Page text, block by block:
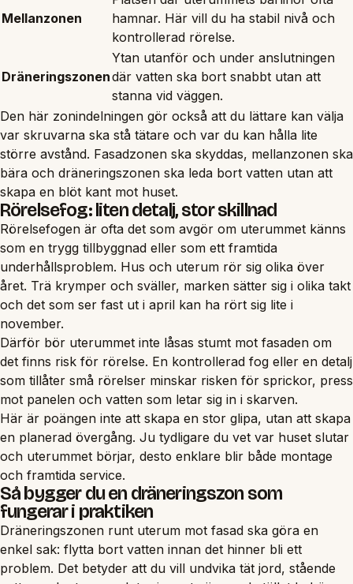
Mellanzonen
hamnar. Här vill du ha stabil nivå och
kontrollerad rörelse.
Dräneringszonen
Ytan utanför och under anslutningen
där vatten ska bort snabbt utan att
stanna vid väggen.
Den här zonindelningen gör också att du lättare kan välja
var skruvarna ska stå tätare och var du kan hålla lite
större avstånd. Fasadzonen ska skyddas, mellanzonen ska
bära och dräneringszonen ska leda bort vatten utan att
skapa en blöt kant mot huset.
Rörelsefog: liten detalj, stor skillnad
Rörelsefogen är ofta det som avgör om uterummet känns
som en trygg tillbyggnad eller som ett framtida
underhållsproblem. Hus och uterum rör sig olika över
året. Trä krymper och sväller, marken sätter sig i olika takt
och det som ser fast ut i april kan ha rört sig lite i
november.
Därför bör uterummet inte låsas stumt mot fasaden om
det finns risk för rörelse. En kontrollerad fog eller en detalj
som tillåter små rörelser minskar risken för sprickor, press
mot panelen och vatten som letar sig in i skarven.
Här är poängen inte att skapa en stor glipa, utan att skapa
en planerad övergång. Ju tydligare du vet var huset slutar
och uterummet börjar, desto enklare blir både montage
och framtida service.
Så bygger du en dräneringszon som
fungerar i praktiken
Dräneringszonen runt uterum mot fasad ska göra en
enkel sak: flytta bort vatten innan det hinner bli ett
problem. Det betyder att du vill undvika tät jord, stående